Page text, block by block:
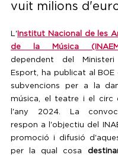
vuit milions
L' Institut Nacional de les
de la Música
dependent del
Esport, ha publicat al
subvencions per a la
música, el teatre i el circ
l'any 2024. La
respon a l'objectiu del
promoció i difusió
per la qual cosa